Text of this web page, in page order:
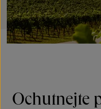
Ochutnejte